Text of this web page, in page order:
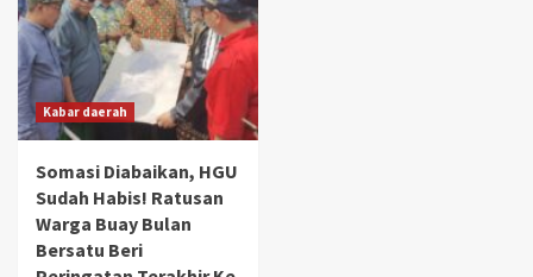
Kabar daerah
Somasi Diabaikan, HGU
Sudah Habis! Ratusan
Warga Buay Bulan
Bersatu Beri